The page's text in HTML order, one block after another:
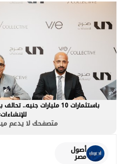
متصفحك لا يدعم
أصول
مصر